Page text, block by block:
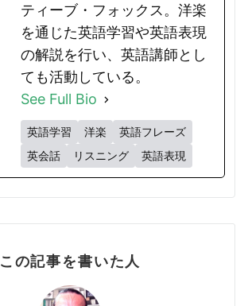
ティーブ・フォックス。洋楽
を通じた英語学習や英語表現
の解説を行い、英語講師とし
ても活動している。
See Full Bio
英語学習 洋楽
英語フレーズ
英会話
リスニング 英語表現
この記事を書いた人